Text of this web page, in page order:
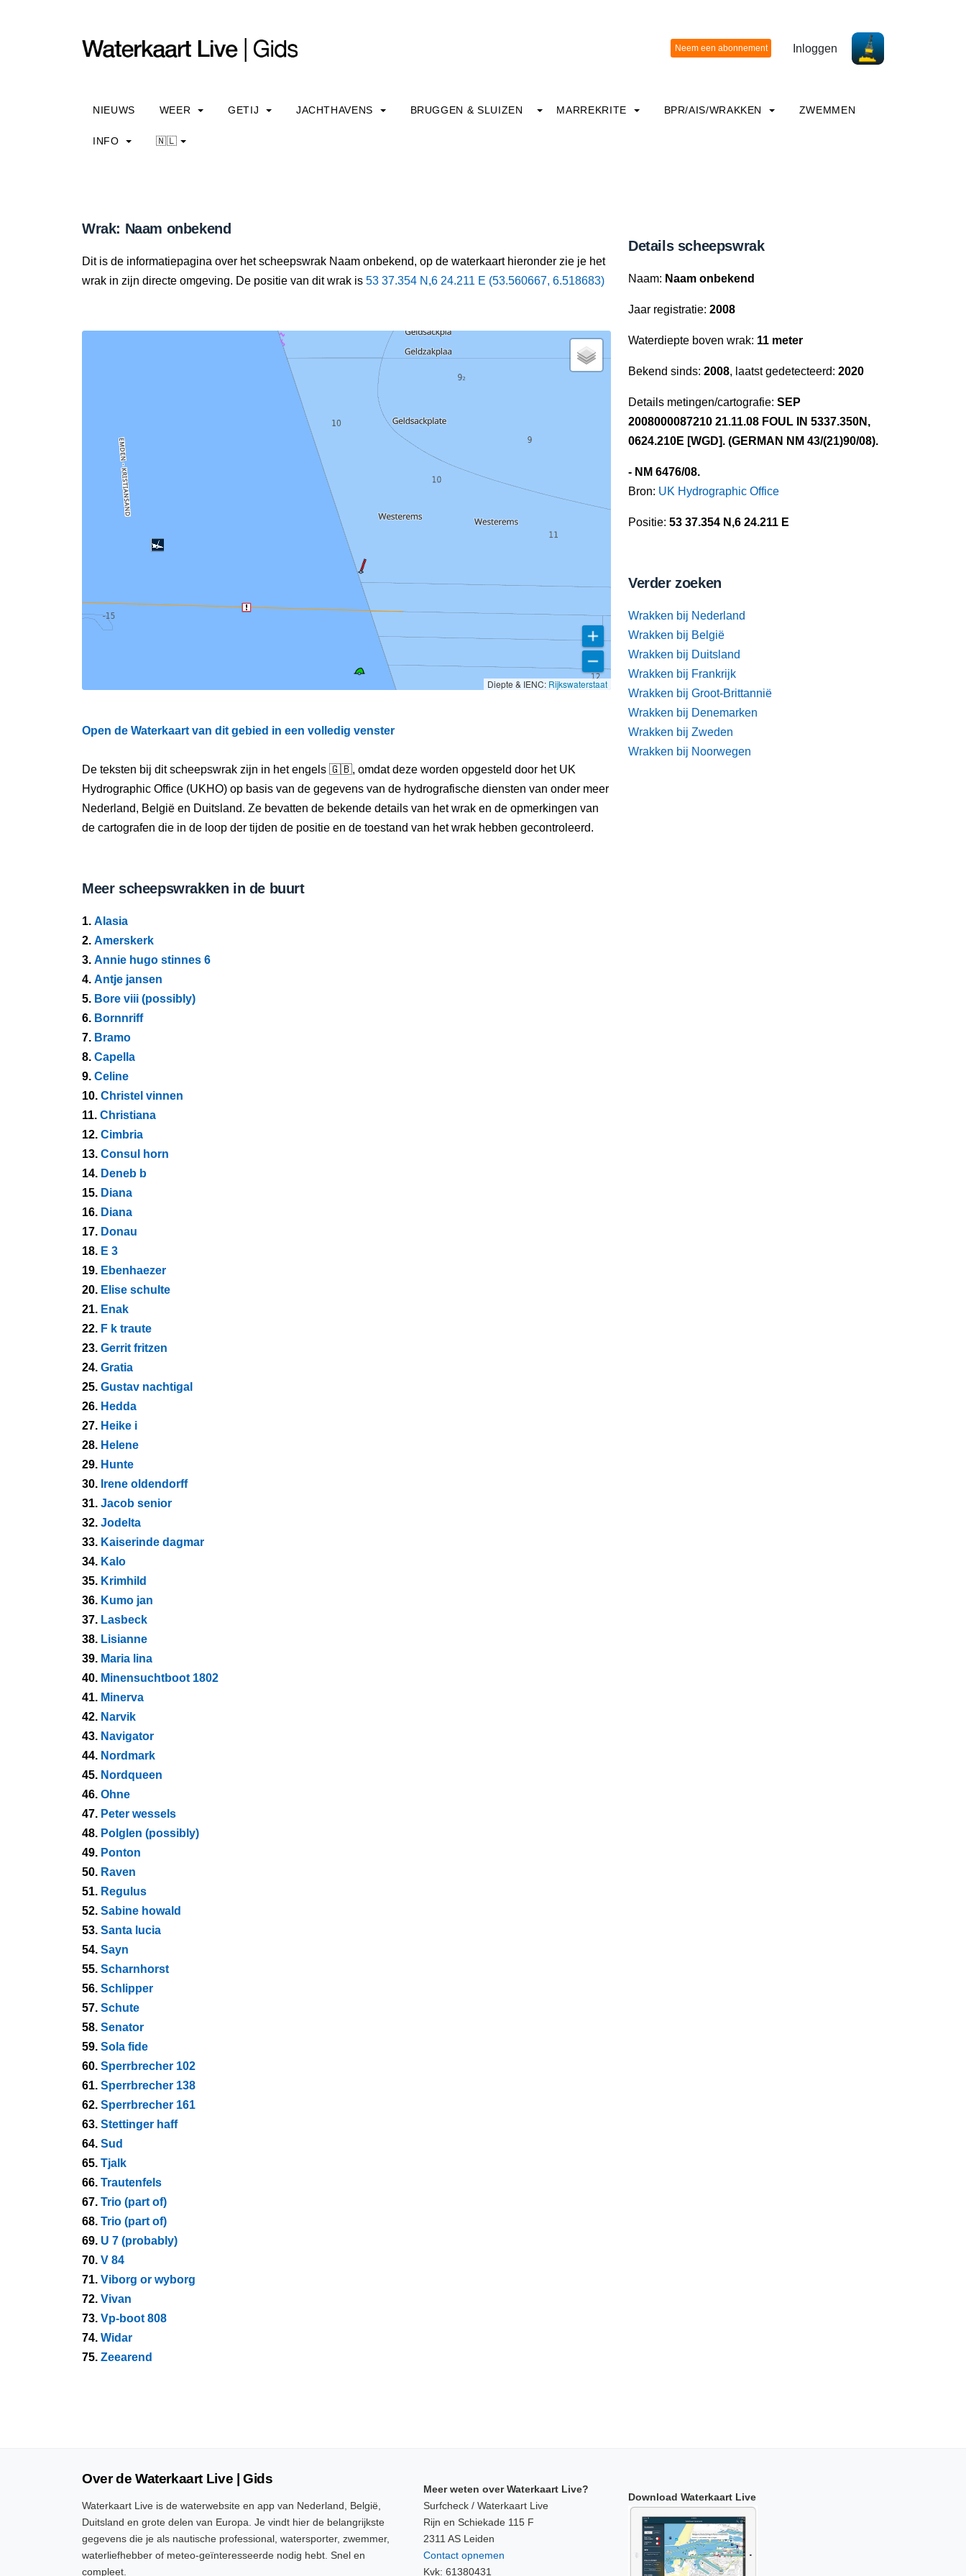
Inloggen
NIEUWS WEER GETIJ JACHTHAVENS BRUGGEN & SLUIZEN MARREKRITE BPR/AIS/WRAKKEN ZWEMMEN
INFO 🇳🇱
Wrak: Naam onbekend
Dit is de informatiepagina over het scheepswrak Naam onbekend, op de waterkaart hieronder zie je het
wrak in zijn directe omgeving. De positie van dit wrak is 53 37.354 N,6 24.211 E (53.560667, 6.518683)
Diepte & IENC: Rijkswaterstaat
Open de Waterkaart van dit gebied in een volledig venster
De teksten bij dit scheepswrak zijn in het engels 🇬🇧, omdat deze worden opgesteld door het UK
Hydrographic Office (UKHO) op basis van de gegevens van de hydrografische diensten van onder meer
Nederland, België en Duitsland. Ze bevatten de bekende details van het wrak en de opmerkingen van
de cartografen die in de loop der tijden de positie en de toestand van het wrak hebben gecontroleerd.
Meer scheepswrakken in de buurt
1. Alasia
2. Amerskerk
3. Annie hugo stinnes 6
4. Antje jansen
5. Bore viii (possibly)
6. Bornnriff
7. Bramo
8. Capella
9. Celine
10. Christel vinnen
11. Christiana
12. Cimbria
13. Consul horn
14. Deneb b
15. Diana
16. Diana
17. Donau
18. E 3
19. Ebenhaezer
20. Elise schulte
21. Enak
22. F k traute
23. Gerrit fritzen
24. Gratia
25. Gustav nachtigal
26. Hedda
27. Heike i
28. Helene
29. Hunte
30. Irene oldendorff
31. Jacob senior
32. Jodelta
33. Kaiserinde dagmar
34. Kalo
35. Krimhild
36. Kumo jan
37. Lasbeck
38. Lisianne
39. Maria lina
40. Minensuchtboot 1802
41. Minerva
42. Narvik
43. Navigator
44. Nordmark
45. Nordqueen
46. Ohne
47. Peter wessels
48. Polglen (possibly)
49. Ponton
50. Raven
51. Regulus
52. Sabine howald
53. Santa lucia
54. Sayn
55. Scharnhorst
56. Schlipper
57. Schute
58. Senator
59. Sola fide
60. Sperrbrecher 102
61. Sperrbrecher 138
62. Sperrbrecher 161
63. Stettinger haff
64. Sud
65. Tjalk
66. Trautenfels
67. Trio (part of)
68. Trio (part of)
69. U 7 (probably)
70. V 84
71. Viborg or wyborg
72. Vivan
73. Vp-boot 808
74. Widar
75. Zeearend
Details scheepswrak
Naam: Naam onbekend
Jaar registratie: 2008
Waterdiepte boven wrak: 11 meter
Bekend sinds: 2008, laatst gedetecteerd: 2020
Details metingen/cartografie: SEP
2008000087210 21.11.08 FOUL IN 5337.350N,
0624.210E [WGD]. (GERMAN NM 43/(21)90/08).
- NM 6476/08.
Bron: UK Hydrographic Office
Positie: 53 37.354 N,6 24.211 E
Verder zoeken
Wrakken bij Nederland
Wrakken bij België
Wrakken bij Duitsland
Wrakken bij Frankrijk
Wrakken bij Groot-Brittannië
Wrakken bij Denemarken
Wrakken bij Zweden
Wrakken bij Noorwegen
Over de Waterkaart Live | Gids
Waterkaart Live is de waterwebsite en app van Nederland, België,
Duitsland en grote delen van Europa. Je vindt hier de belangrijkste
gegevens die je als nautische professional, watersporter, zwemmer,
waterliefhebber of meteo-geïnteresseerde nodig hebt. Snel en
compleet.
Meer weten over Waterkaart Live?
Surfcheck / Waterkaart Live
Rijn en Schiekade 115 F
2311 AS Leiden
Contact opnemen
Kvk: 61380431
Download Waterkaart Live